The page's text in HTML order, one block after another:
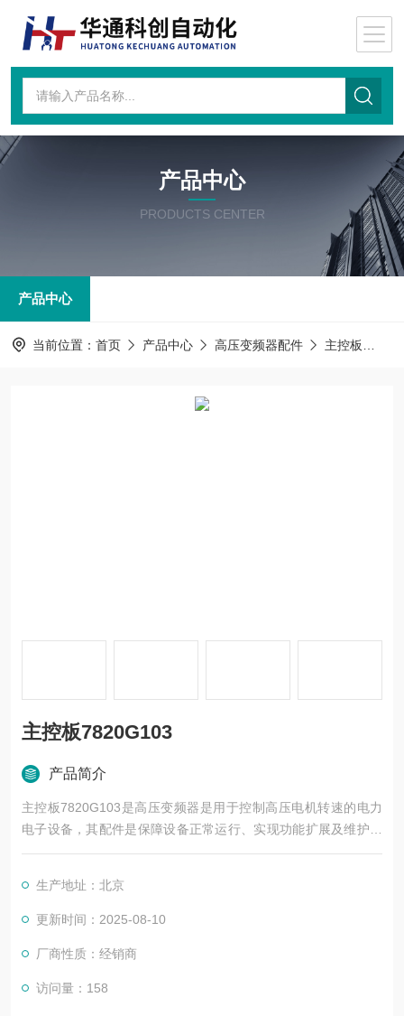
产品中心
PRODUCTS CENTER
产品中心
当前位置： 首页 产品中心 高压变频器配件 主控板
主控板7820G103
产品简介
主控板7820G103是高压变频器是用于控制高压电机转速的电力
电子设备，其配件是保障设备正常运行、实现功能扩展及维护维
修的重要组成部分。这些配件种类繁多，涵盖了功率变换、控
生产地址：北京
更新时间：2025-08-10
厂商性质：经销商
访问量：158